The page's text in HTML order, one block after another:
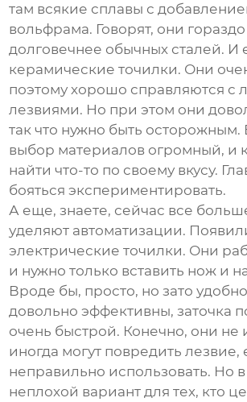
там всякие сплавы с
вольфрама. Говорят, они
долговечнее обычных сталей. И
керамические точилки. Они
поэтому хорошо справляются с
лезвиями. Но при этом они
так что нужно быть
выбор материалов огромный, и
найти что-то по своему вкусу.
бояться экспериментировать.
А еще, знаете, сейчас все
уделяют автоматизации.
электрические точилки. Они
и нужно только вставить нож и
Вроде бы, просто, но зато
довольно эффективны, заточка
очень быстрой. Конечно, они не
иногда могут повредить лезвие,
неправильно использовать. Но
неплохой вариант для тех, кто